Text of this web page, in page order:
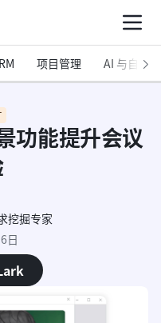
项目管理 AI 与自动化
功能提升会议
挖掘专家
日